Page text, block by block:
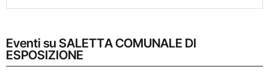
Eventi su SALETTA COMUNALE DI
ESPOSIZIONE